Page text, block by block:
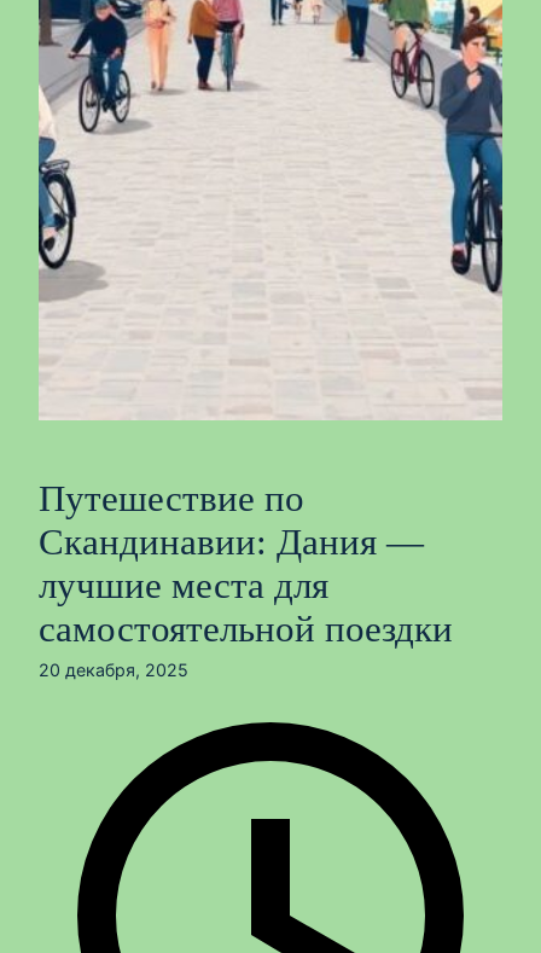
Путешествие по
Скандинавии: Дания —
лучшие места для
самостоятельной поездки
20 декабря, 2025